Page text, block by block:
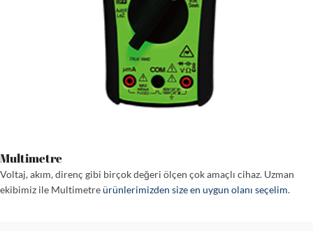
Multimetre
Voltaj, akım, direnç gibi birçok değeri ölçen çok amaçlı cihaz. Uzman
ekibimiz ile Multimetreürünlerimizden size en uygun olanı seçelim.